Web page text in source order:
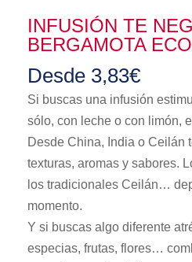
INFUSIÓN TE
BERGAMOTA
Desde 3,83€
Si buscas una infusión
sólo, con leche o con limón,
Desde China, India o Ceilán
texturas, aromas y sabores.
los tradicionales Ceilán…
momento.
Y si buscas algo diferente
especias, frutas, flores…